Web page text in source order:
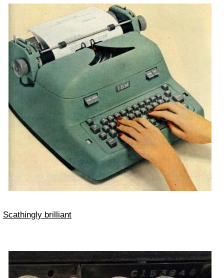
Scathingly brilliant